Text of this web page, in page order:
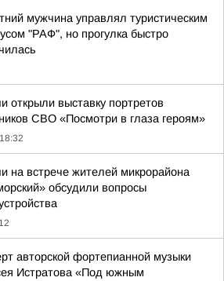
мужчина управлял туристическим
"РАФ", но прогулка быстро
открыли выставку портретов
СВО «Посмотри в глаза героям»
18:32
на встрече жителей микрорайона
обсудили вопросы
авторской фортепианной музыки
Истратова «Под южным